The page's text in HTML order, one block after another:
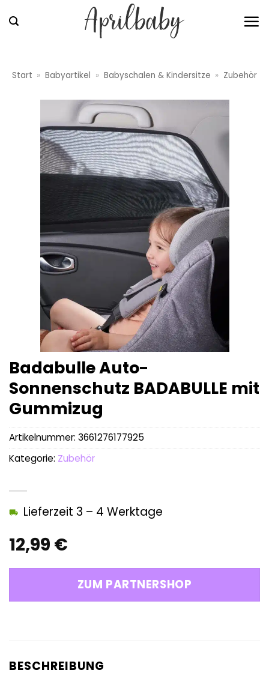
Inhalt
Start » Babyartikel » Babyschalen & Kindersitze » Zubehör
Badabulle Auto-
Sonnenschutz BADABULLE mit
Gummizug
12,99 €
Lieferzeit 3 – 4 Werktage
ZUM PARTNERSHOP
Artikelnummer: 3661276177925
Kategorie: Zubehör
BESCHREIBUNG